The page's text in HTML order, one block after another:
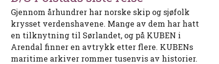
Gjennom århundrer har norske skip og sjøfolk
krysset verdenshavene. Mange av dem har hatt
en tilknytning til Sørlandet, og på KUBEN i
Arendal finner en avtrykk etter flere. KUBENs
maritime arkiver rommer tusenvis av historier.